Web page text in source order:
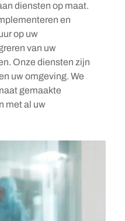
diensten op maat.
en
op uw
van uw
Onze diensten zijn
uw omgeving. We
gemaakte
met al uw